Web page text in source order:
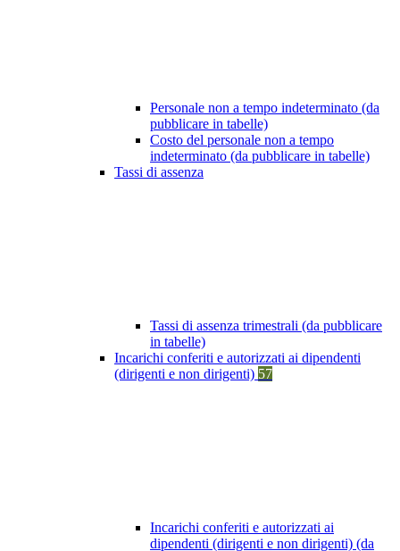
Personale non a tempo indeterminato (da
pubblicare in tabelle)
Costo del personale non a tempo
indeterminato (da pubblicare in tabelle)
Tassi di assenza
Tassi di assenza trimestrali (da pubblicare
in tabelle)
Incarichi conferiti e autorizzati ai dipendenti
(dirigenti e non dirigenti) 57
Incarichi conferiti e autorizzati ai
dipendenti (dirigenti e non dirigenti) (da